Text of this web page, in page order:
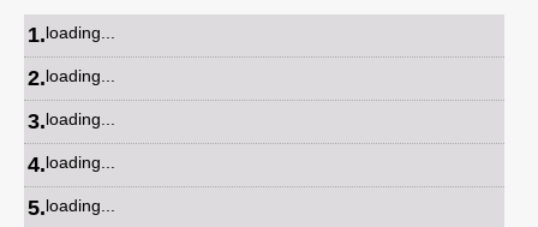
1.loading...
2.loading...
3.loading...
4.loading...
5.loading...